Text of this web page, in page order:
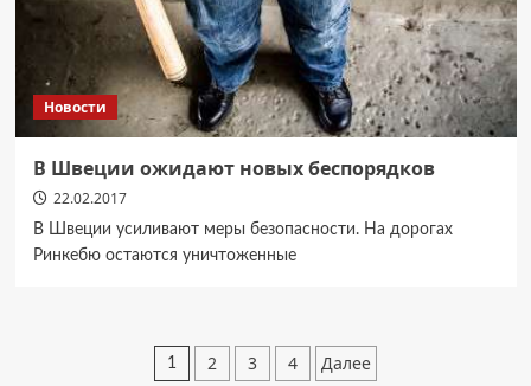
Новости
В Швеции ожидают новых беспорядков
22.02.2017
В Швеции усиливают меры безопасности. На дорогах
Ринкебю остаются уничтоженные
Пагинация
1 2 3 4 Далее